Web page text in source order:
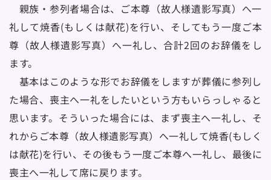
親族・参列者場合は、ご本尊（故人様遺影写真）へ一
礼して焼香(もしくは献花)を行い、そしてもう一度ご本
尊（故人様遺影写真）へ一礼し、合計2回のお辞儀をし
ます。
基本はこのような形でお辞儀をしますが葬儀に参列し
た場合、喪主へ一礼をしたいという方もいらっしゃると
思います。そういった場合には、まず喪主へ一礼し、そ
れからご本尊（故人様遺影写真）へ一礼して焼香(もしく
は献花)を行い、その後もう一度ご本尊へ一礼し、最後に
喪主へ一礼して席に戻ります。